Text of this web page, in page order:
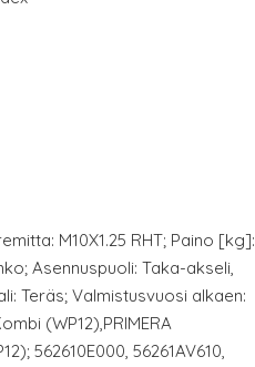
M10X1.25 RHT; Paino [kg]:
Asennuspuoli: Taka-akseli,
Teräs; Valmistusvuosi alkaen:
(WP12),PRIMERA
562610E000, 56261AV610,